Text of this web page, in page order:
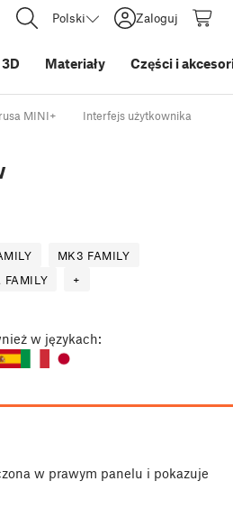
Polski Zaloguj
Materiały Części i
MINI+ Interfejs użytkownika
MK3 FAMILY
FAMILY +
w językach:
w prawym panelu i pokazuje